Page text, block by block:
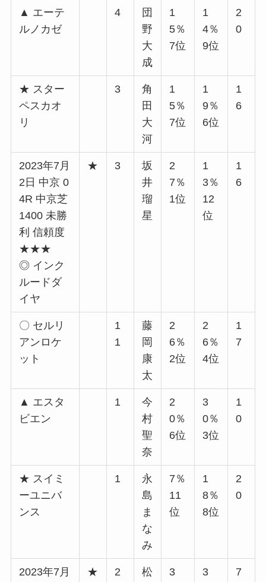
▲ エーテ
ルノカゼ
4
団
野
大
成
1
5％
7位
1
4％
9位
2
0
★ スター
ペスカオ
リ
3
角
田
大
河
1
5％
7位
1
9％
6位
1
6
2023年7月
2日 中京 0
4R 中京芝
1400 未勝
利 信頼度
★★★
◎ インク
ルードダ
イヤ
★ 3
坂
井
瑠
星
2
7％
1位
1
3％
12
位
1
6
〇 セルリ
アンロケ
ット
1
1
藤
岡
康
太
2
6％
2位
2
6％
4位
1
7
▲ エスタ
ビエン
1
今
村
聖
奈
2
0％
6位
3
0％
3位
1
0
★ スイミ
ーユニバ
ンス
1
永
島
ま
な
み
7％
11
位
1
8％
8位
2
0
2023年7月
★ 2
松
3
3
7